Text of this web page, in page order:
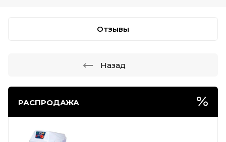
РАСПРОДАЖА
Отзывы
Назад